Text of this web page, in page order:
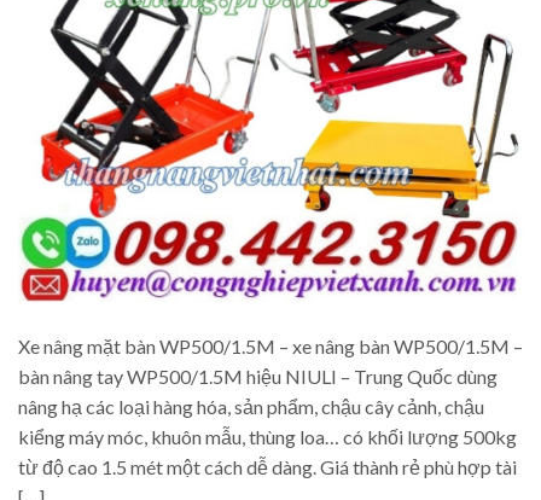
Xe nâng mặt bàn WP500/1.5M – xe nâng bàn WP500/1.5M –
bàn nâng tay WP500/1.5M hiệu NIULI – Trung Quốc dùng
nâng hạ các loại hàng hóa, sản phẩm, chậu cây cảnh, chậu
kiểng máy móc, khuôn mẫu, thùng loa… có khối lượng 500kg
từ độ cao 1.5 mét một cách dễ dàng. Giá thành rẻ phù hợp tài